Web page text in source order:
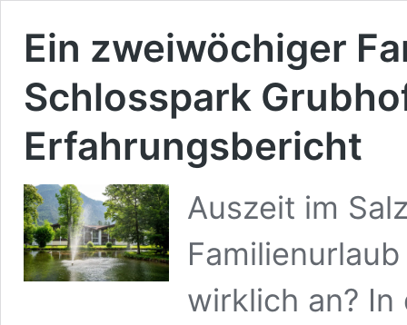
Ein zweiwöchiger
Schlosspark
Erfahrungsbericht
Auszeit im
wirklich an?